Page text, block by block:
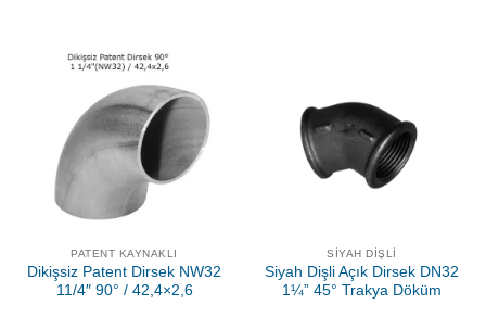
PATENT KAYNAKLI
Dikişsiz Patent Dirsek NW32
11/4″ 90° / 42,4×2,6
SIYAH DIŞLI
Siyah Dişli Açık Dirsek DN32
1¼” 45° Trakya Döküm